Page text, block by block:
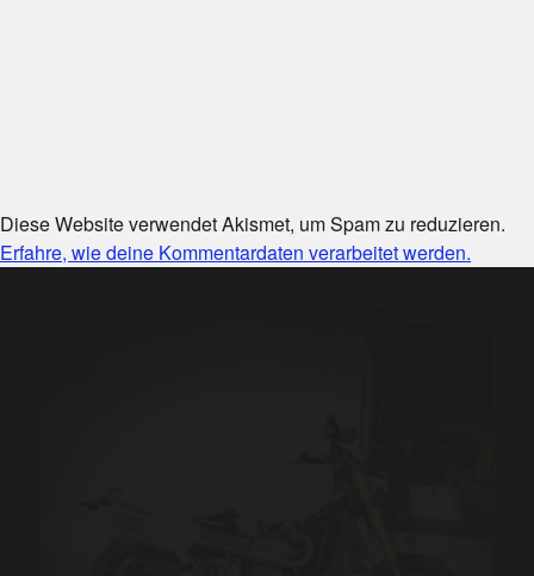
Diese Website verwendet Akismet, um Spam zu reduzieren.
Erfahre, wie deine Kommentardaten verarbeitet werden.